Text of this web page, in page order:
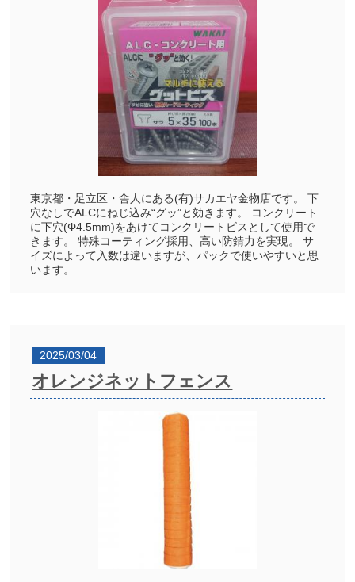
東京都・足立区・舎人にある(有)サカエヤ金物店です。 下
穴なしでALCにねじ込み“グッ”と効きます。 コンクリート
に下穴(Φ4.5mm)をあけてコンクリートビスとして使用で
きます。 特殊コーティング採用、高い防錆力を実現。 サ
イズによって入数は違いますが、パックで使いやすいと思
います。
2025/03/04
オレンジネットフェンス